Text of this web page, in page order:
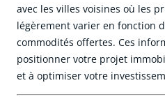
avec les villes voisines où les
légèrement varier en fonction
commodités offertes. Ces
positionner votre projet
et à optimiser votre